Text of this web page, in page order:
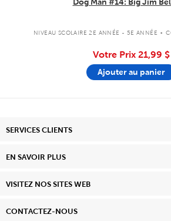
NIVEAU SCOLAIRE 2E ANNÉE - 5E ANNÉE .
Votre Prix 21,99 $
Ajouter au panier
SERVICES CLIENTS
EN SAVOIR PLUS
VISITEZ NOS SITES WEB
CONTACTEZ-NOUS